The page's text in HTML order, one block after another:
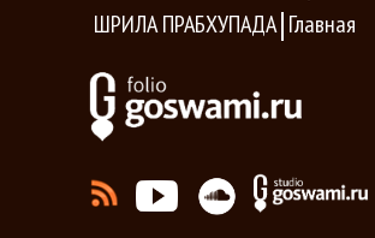
ШРИЛА ПРАБХУПАДА Главная